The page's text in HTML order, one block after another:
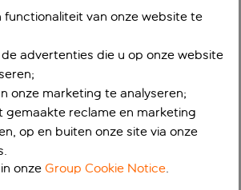
van onze website te
advertenties die u op onze website
onze marketing te analyseren;
gemaakte reclame en marketing
op en buiten onze site via onze
onzeGroup Cookie Notice.